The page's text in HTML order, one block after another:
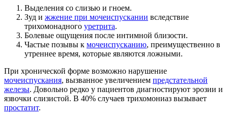
Выделения со слизью и гноем.
Зуд и жжение при мочеиспускании вследствие
трихомонадного уретрита.
Болевые ощущения после интимной близости.
Частые позывы к мочеиспусканию, преимущественно в
утреннее время, которые являются ложными.
При хронической форме возможно нарушение
мочеиспускания, вызванное увеличением предстательной
железы. Довольно редко у пациентов диагностируют эрозии и
язвочки слизистой. В 40% случаев трихомониаз вызывает
простатит.